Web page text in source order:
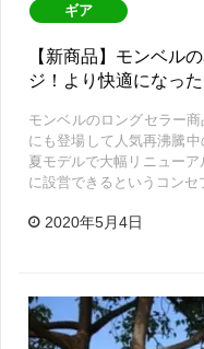
ギア
【新商品】モンベル
ジ！より快適になっ
モンベルのロングセラー
にも登場して人気再沸騰
夏モデルで大幅リニュー
に設営できるというコンセ
2020年5月4日